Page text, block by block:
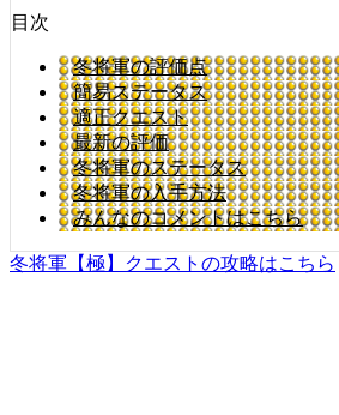
目次
冬将軍の評価点
簡易ステータス
適正クエスト
最新の評価
冬将軍のステータス
冬将軍の入手方法
みんなのコメントはこちら
冬将軍【極】クエストの攻略はこちら